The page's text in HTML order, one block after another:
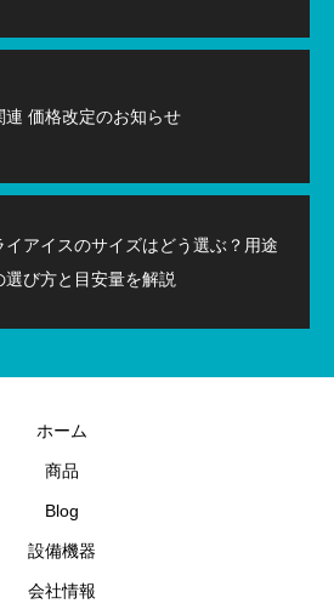
連 価格改定のお知らせ
イアイスのサイズはどう選ぶ？用途
選び方と目安量を解説
ホーム
商品
Blog
設備機器
会社情報